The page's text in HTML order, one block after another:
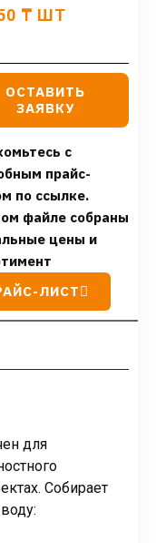
₸ ШТ
ОСТАВИТЬ
ЗАЯВКУ
с
прайс-
по ссылке.
файле собраны
цены и
ЛИСТ
для
Собирает